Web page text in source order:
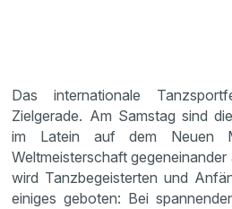
Das internationale
Zielgerade. Am Samstag sind
im Latein auf dem Neuen
Weltmeisterschaft
wird Tanzbegeisterten und
einiges geboten: Bei